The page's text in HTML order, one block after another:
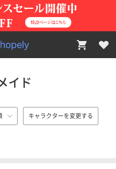
イド
キャラクターを変更する